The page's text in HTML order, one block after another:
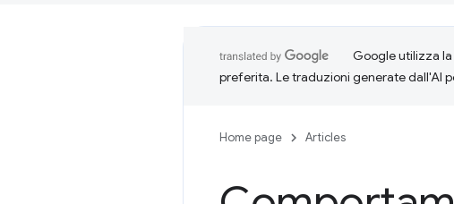
Google utilizza
preferita. Le traduzioni generate dall'AI
Home page Articles